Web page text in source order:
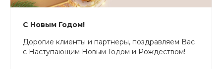
С Новым Годом!
Дорогие клиенты и партнеры, поздравляем Вас
с Наступающим Новым Годом и Рождеством!